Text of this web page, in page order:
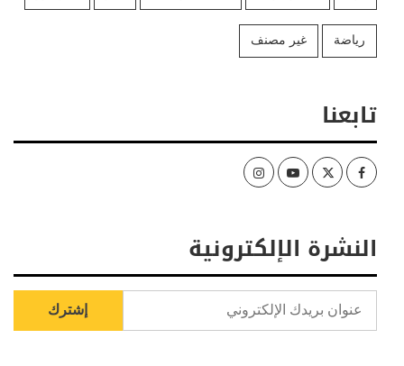
رياضة غير مصنف
تابعنا
Facebook
Twitter
Youtube
Instagram
النشرة الإلكترونية